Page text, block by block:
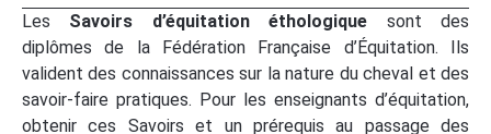
Les Savoirs d’équitation éthologique sont des
diplômes de la Fédération Française d’Équitation. Ils
valident des connaissances sur la nature du cheval et des
savoir-faire pratiques. Pour les enseignants d’équitation,
obtenir ces Savoirs et un prérequis au passage des